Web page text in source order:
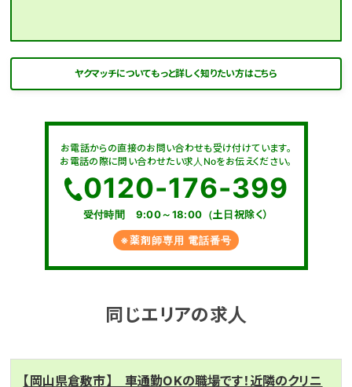
ヤクマッチについてもっと詳しく知りたい方はこちら
お電話からの直接のお問い合わせも受け付けています。
お電話の際に問い合わせたい求人Noをお伝えください。
0120-176-399
受付時間 9:00～18:00（土日祝除く）
※薬剤師専用 電話番号
同じエリアの求人
【岡山県倉敷市】 車通勤OKの職場です！近隣のクリニ